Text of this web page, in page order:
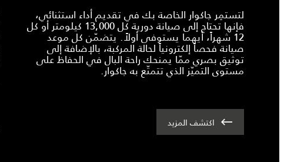
لتستمِر جاكوار الخاصة بك في تقديم أداء استثنائي،
فإنها تحتاج إلى صيانة دورية كل 13,000 كيلومتر أو كل
12 شهراً، أيهما يستوفى أولاً. يتضمّن كل موعد
صيانة فحصاً إلكترونياً لحالة المركبة، بالإضافة إلى
توثيق بصري ممّا يمنحك راحة البال في الحفاظ على
مستوى التميّز الذي تتمتّع به جاكوار.
اكتشف المزيد